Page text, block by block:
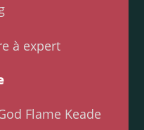
à expert
Flame Keade